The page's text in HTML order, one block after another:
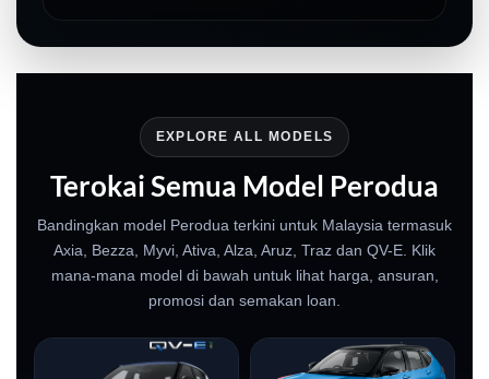
EXPLORE ALL MODELS
Terokai Semua Model Perodua
Bandingkan model Perodua terkini untuk Malaysia termasuk
Axia, Bezza, Myvi, Ativa, Alza, Aruz, Traz dan QV-E. Klik
mana-mana model di bawah untuk lihat harga, ansuran,
promosi dan semakan loan.